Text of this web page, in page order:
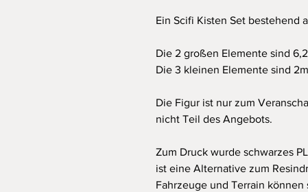
Ein Scifi Kisten Set bestehend
Die 2 großen Elemente sind
Die 3 kleinen Elemente sind
Die Figur ist nur zum
nicht Teil des Angebots.
Zum Druck wurde schwarzes
ist eine Alternative zum
Fahrzeuge und Terrain